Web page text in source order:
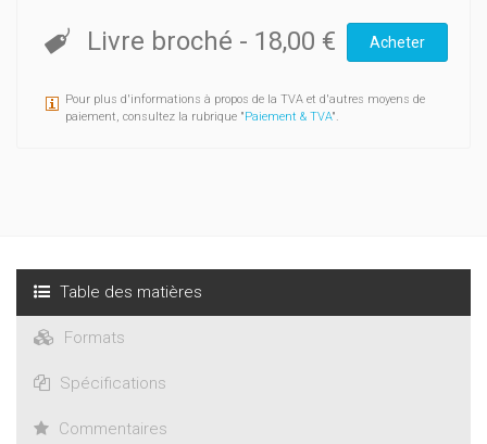
Comment la fille élabore-t-elle le deuil de son objet
maternel ? De quoi est faite la transmission
questions s'inscrivent-elles dans les destins psychiques des
pères, des frères et des fils ? Enfin, comment la cure
Livre broché - 18,00 € Acheter
Pour plus d'informations à propos de la TVA et d'autres moyens de
paiement, consultez la rubrique "Paiement & TVA".
Table des matières
Formats
Spécifications
Commentaires